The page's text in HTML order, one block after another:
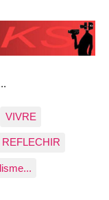
VIVRE
REFLECHIR